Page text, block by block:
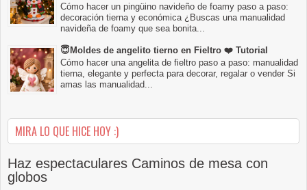
Cómo hacer un pingüino navideño de foamy paso a paso:
decoración tierna y económica ¿Buscas una manualidad
navideña de foamy que sea bonita...
😇Moldes de angelito tierno en Fieltro ❤️ Tutorial
Cómo hacer una angelita de fieltro paso a paso: manualidad
tierna, elegante y perfecta para decorar, regalar o vender Si
amas las manualidad...
MIRA LO QUE HICE HOY :)
Haz espectaculares Caminos de mesa con
globos